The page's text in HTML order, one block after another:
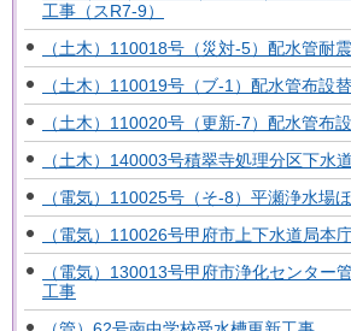
工事（スR7-9）
（土木）110018号（災対-5）配水管耐
（土木）110019号（ブ-1）配水管布設
（土木）110020号（更新-7）配水管布
（土木）140003号積翠寺処理分区下水
（電気）110025号（そ-8）平瀬浄水場
（電気）110026号甲府市上下水道局本
（電気）130013号甲府市浄化センター
工事